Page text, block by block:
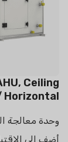
Ceiling
Horizontal
وحدة معالجة
أضف إلى